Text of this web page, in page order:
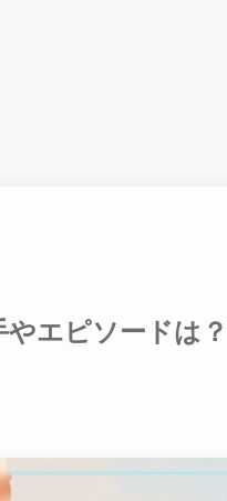
エピソードは